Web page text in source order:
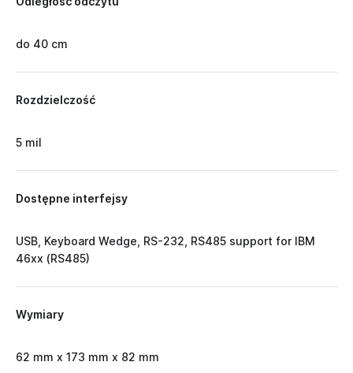
do 40 cm
Rozdzielczość
5 mil
Dostępne interfejsy
USB, Keyboard Wedge, RS-232, RS485 support for IBM
46xx (RS485)
Wymiary
62 mm x 173 mm x 82 mm